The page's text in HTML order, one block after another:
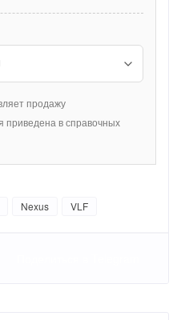
продажу
в справочных
Nexus VLF